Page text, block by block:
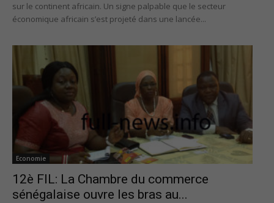
sur le continent africain. Un signe palpable que le secteur
économique africain s’est projeté dans une lancée...
Economie
12è FIL: La Chambre du commerce
sénégalaise ouvre les bras au...